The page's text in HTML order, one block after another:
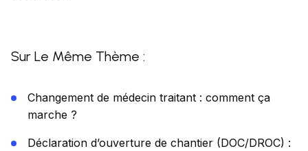
Sur Le Même Thème :
Changement de médecin traitant : comment ça
marche ?
Déclaration d’ouverture de chantier (DOC/DROC) :